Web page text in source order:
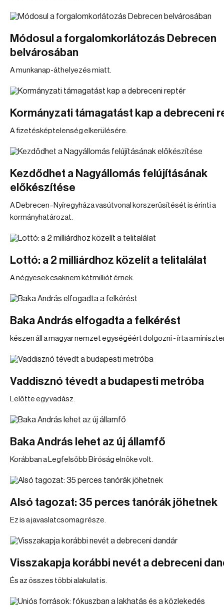
Módosul a forgalomkorlátozás Debrecen
belvárosában
A munkanap-áthelyezés miatt.
Kormányzati támagatást kap a debreceni
A fizetésképtelenség elkerülésére.
Kezdődhet a Nagyállomás felújításának
előkészítése
A Debrecen–Nyíregyháza vasútvonal korszerűsítését is érinti a
kormányhatározat.
Lottó: a 2 milliárdhoz közelít a telitalálat
A négyesek csaknem kétmilliót érnek.
Baka András elfogadta a felkérést
készen áll a magyar nemzet egységéért dolgozni - írta a
Vaddisznó tévedt a budapesti metróba
Lelőtte egy vadász.
Baka András lehet az új államfő
Korábban a Legfelsőbb Bíróság elnöke volt.
Alsó tagozat: 35 perces tanórák jöhetnek
Ez is a javaslatcsomag része.
Visszakapja korábbi nevét a debreceni
És az összes többi alakulat is.